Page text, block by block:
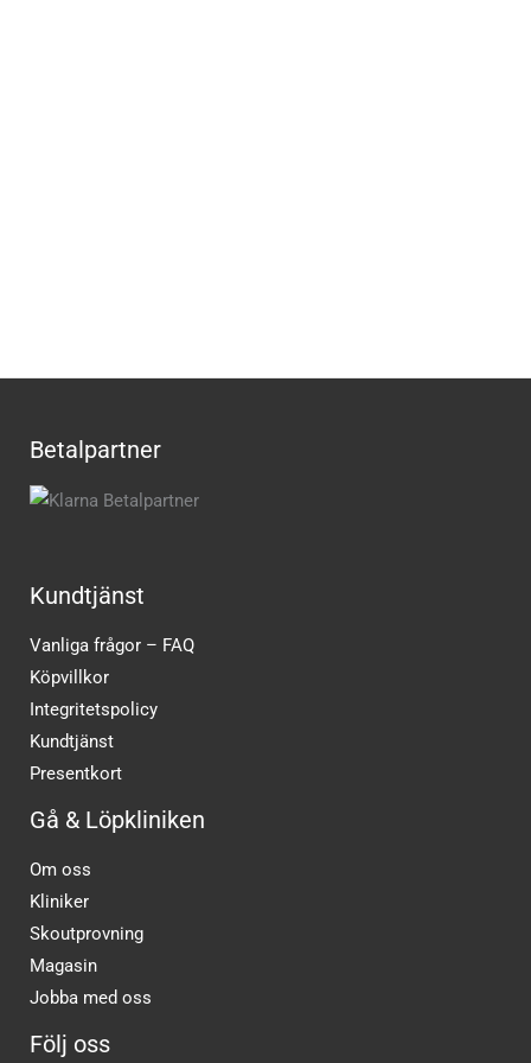
Betalpartner
Kundtjänst
Vanliga frågor – FAQ
Köpvillkor
Integritetspolicy
Kundtjänst
Presentkort
Gå & Löpkliniken
Om oss
Kliniker
Skoutprovning
Magasin
Jobba med oss
Följ oss